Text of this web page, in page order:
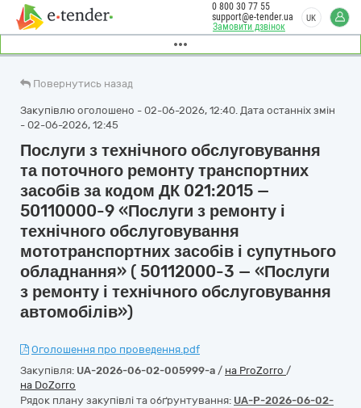
Замовити дзвінок
0 800 30 77 55
support@e-tender.ua
UK
Повернутись назад
Закупівлю оголошено - 02-06-2026, 12:40. Дата останніх змін
- 02-06-2026, 12:45
Послуги з технічного обслуговування
та поточного ремонту транспортних
засобів за кодом ДК 021:2015 —
50110000-9 «Послуги з ремонту і
технічного обслуговування
мототранспортних засобів і супутнього
обладнання» ( 50112000-3 — «Послуги
з ремонту і технічного обслуговування
автомобілів»)
Оголошення про проведення.pdf
Закупівля: UA-2026-06-02-005999-a / на ProZorro /
на DoZorro
Рядок плану закупівлі та обґрунтування: UA-P-2026-06-02-